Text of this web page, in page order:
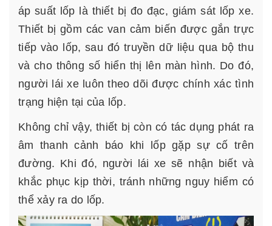
áp suất lốp là thiết bị đo đạc, giám sát lốp xe.
Thiết bị gồm các van cảm biến được gắn trực
tiếp vào lốp, sau đó truyền dữ liệu qua bộ thu
và cho thông số hiển thị lên màn hình. Do đó,
người lái xe luôn theo dõi được chính xác tình
trạng hiện tại của lốp.
Không chỉ vậy, thiết bị còn có tác dụng phát ra
âm thanh cảnh báo khi lốp gặp sự cố trên
đường. Khi đó, người lái xe sẽ nhận biết và
khắc phục kịp thời, tránh những nguy hiểm có
thể xảy ra do lốp.